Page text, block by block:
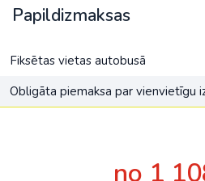
Papildizmaksas
Fiksētas vietas autobusā
Obligāta piemaksa par vienvietīgu
no 1